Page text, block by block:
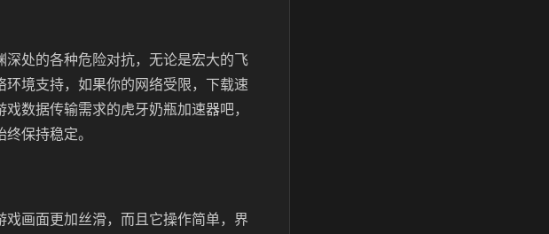
处的各种危险对抗，无论是宏大的飞
境支持，如果你的网络受限，下载速
数据传输需求的虎牙奶瓶加速器吧，
保持稳定。
画面更加丝滑，而且它操作简单，界